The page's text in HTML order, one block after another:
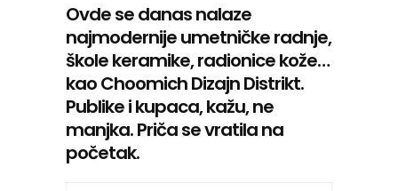
Ovde se danas nalaze
najmodernije umetničke radnje,
škole keramike, radionice kože…
kao Choomich Dizajn Distrikt.
Publike i kupaca, kažu, ne
manjka. Priča se vratila na
početak.